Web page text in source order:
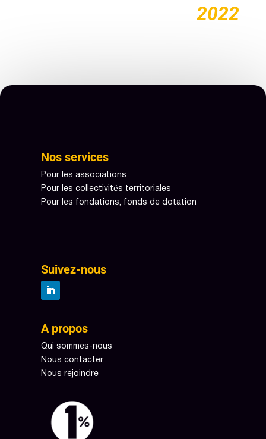
2022
Nos services
Pour les associations
Pour les collectivités territoriales
Pour les fondations, fonds de dotation
Suivez-nous
A propos
Qui sommes-nous
Nous contacter
Nous rejoindre